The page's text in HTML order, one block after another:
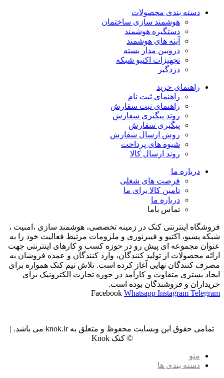
دسته بندی محصولات
هوشمند سازی ساختمان
دستگیره هوشمند
آینه های هوشمند
دروبین مدار بسته
تجهیزات اکتیو شبکه
دزدگیر
راهنمای خرید
راهنمای ثبت نام
راهنمای ثبت سفارش
روند پیگیری سفارش
پیگیری سفارش
روش ارسال سفارش
شیوه های پرداخت
روند ارسال کالا
درباره ما
فرصت های شغلی
تامین کالا برای ما
درباره ما
تماس باما
فروشگاه اینترنتی کنک در زمینه تخصصی، هوشمند سازی ،امنیت ،
شبکه پسیو، اکتیو و فیبرنوری و ملزومات مرتبط فعالیت خود را به
عنوان مجموعه ای پیش رو در حوزه کسب و کارهای اینترنتی جهت
ارائه محصولات از تولید کنندگان، وارد کنندگان و عمده فروشان به
مصرف کنندگان نهایی آغاز کرده است. تلاش تیم کنک همواره برای
ایجاد بستری متفاوت و کارآمد در حوزه تجارت الکترونیک برای
خریداران و فروشندگان بوده است.
Facebook Whatsapp Instagram Telegram
تمامی حقوق این وبسایت محفوظ و متعلق به knok.ir می باشد. |
© کنک Knok
منو
دسته بندی ها